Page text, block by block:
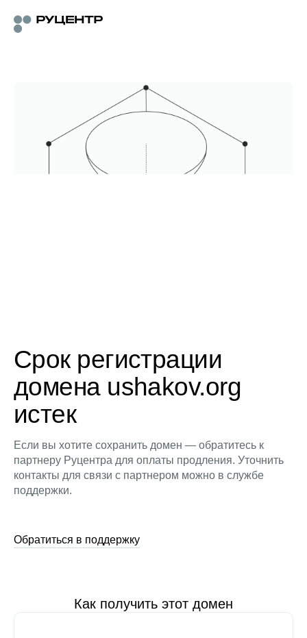
Срок регистрации
домена ushakov.org
истек
Если вы хотите сохранить домен — обратитесь к
партнеру Руцентра для оплаты продления. Уточнить
контакты для связи с партнером можно в службе
поддержки.
Обратиться в поддержку
Как получить этот домен